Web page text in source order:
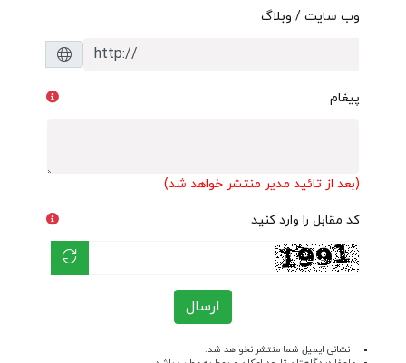
وب سایت / وبلاگ
پیغام
(بعد از تائید مدیر منتشر خواهد شد)
کد مقابل را وارد کنید
ارسال
- نشانی ایمیل شما منتشر نخواهد شد.